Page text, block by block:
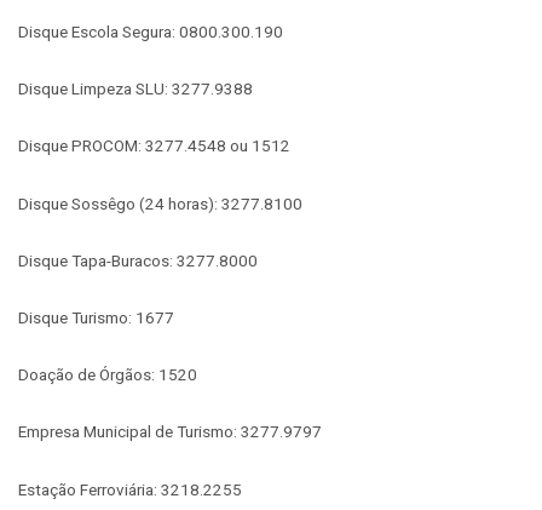
Disque Escola Segura: 0800.300.190
Disque Limpeza SLU: 3277.9388
Disque PROCOM: 3277.4548 ou 1512
Disque Sossêgo (24 horas): 3277.8100
Disque Tapa-Buracos: 3277.8000
Disque Turismo: 1677
Doação de Órgãos: 1520
Empresa Municipal de Turismo: 3277.9797
Estação Ferroviária: 3218.2255